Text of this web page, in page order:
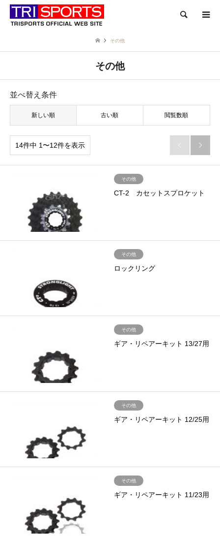
検索
その他
その他
並べ替え条件
新しい順 古い順 閲覧数順
14件中 1〜12件を表示  
その他
CT-2 カセットスプロケット
その他
ロックリング
その他
ギア・リペアーキット 13/27用
その他
ギア・リペアーキット 12/25用
その他
ギア・リペアーキット 11/23用